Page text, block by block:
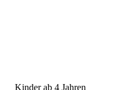
Kinder ab 4 Jahren